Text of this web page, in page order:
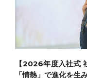
【2026年度入社式
「情熱」で進化を生